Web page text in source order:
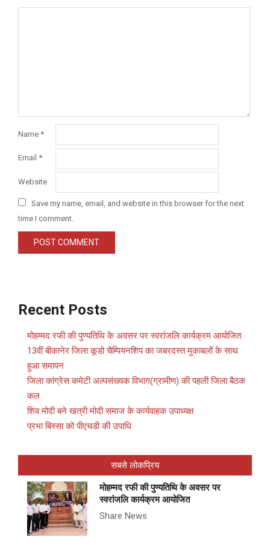
Name *
Email *
Website
Save my name, email, and website in this browser for the next
time I comment.
Recent Posts
मोहम्मद रफी की पुण्यतिथि के अवसर पर स्वरांजलि कार्यक्रम आयोजित
13वीं बीकानेर जिला कूडो चैम्पियनशिप का जबरदस्त मुकाबलों के साथ
हुआ समापन
जिला कांग्रेस कमेटी अल्पसंख्यक विभाग(ग्रामीण) की पहली जिला बैठक
कल
शिव मोदी बने खत्री मोदी समाज के कार्यवाहक उपाध्यक्ष
प्रभा बिस्सा को पीएचडी की उपाधि
सबसे लोकप्रिय
मोहम्मद रफी की पुण्यतिथि के अवसर पर
स्वरांजलि कार्यक्रम आयोजित
Share News